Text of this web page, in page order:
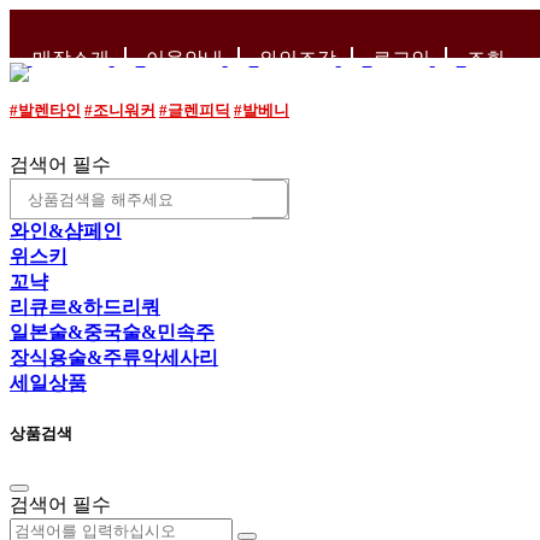
매장소개
이용안내 와인조각 로그인 조회
#발렌타인 #조니워커 #글렌피딕 #발베니
검색어 필수
와인&샴페인
위스키
꼬냑
리큐르&하드리쿼
일본술&중국술&민속주
장식용술&주류악세사리
세일상품
상품검색
검색어 필수